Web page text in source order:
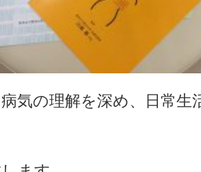
気の理解を深め、日常生